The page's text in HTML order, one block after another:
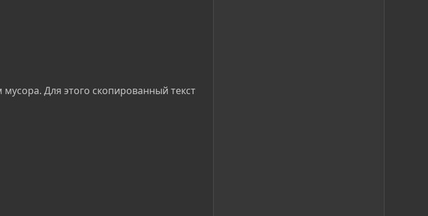
Для этого скопированный текст